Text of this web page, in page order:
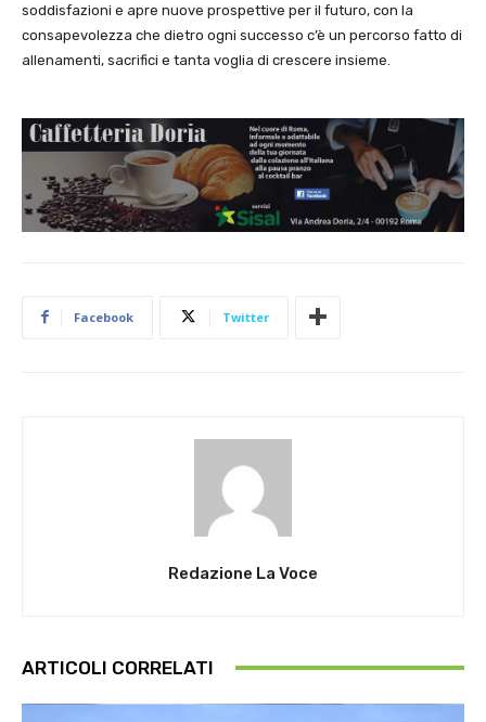
soddisfazioni e apre nuove prospettive per il futuro, con la
consapevolezza che dietro ogni successo c’è un percorso fatto di
allenamenti, sacrifici e tanta voglia di crescere insieme.
Facebook Twitter
Redazione La Voce
ARTICOLI CORRELATI